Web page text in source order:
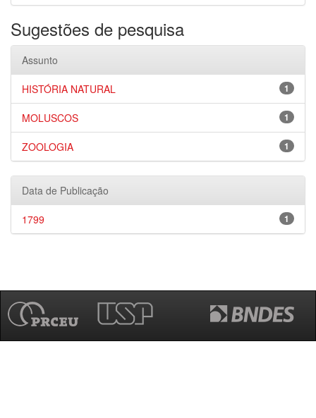
Sugestões de pesquisa
Assunto
1
HISTÓRIA NATURAL
1
MOLUSCOS
1
ZOOLOGIA
Data de Publicação
1
1799